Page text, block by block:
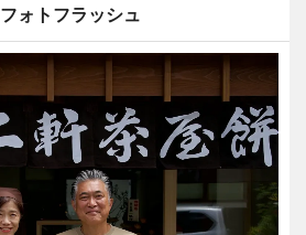
フォトフラッシュ